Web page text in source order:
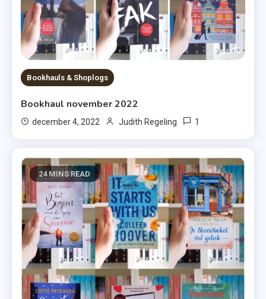
Bookhauls & Shoplogs
Bookhaul november 2022
december 4, 2022 Judith Regeling 1
24 MINS READ